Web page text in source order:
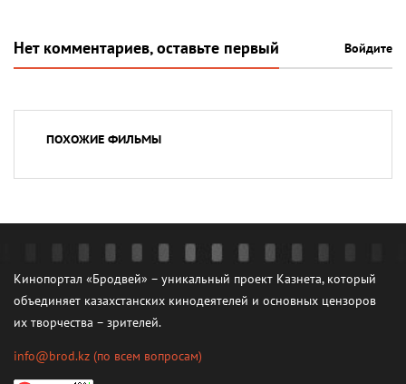
Нет комментариев, оставьте первый Войдите
ПОХОЖИЕ ФИЛЬМЫ
Кинопортал «Бродвей» – уникальный проект Казнета, который
объединяет казахстанских кинодеятелей и основных цензоров
их творчества – зрителей.
info@brod.kz (по всем вопросам)